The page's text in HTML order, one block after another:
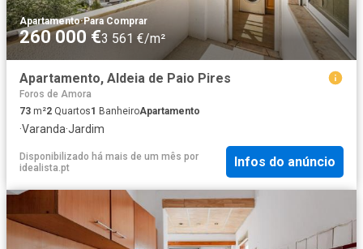
Apartamento·Para Comprar
260 000 €3 561 €/m²
Apartamento, Aldeia de Paio Pires
Foros de Amora
73 m²2 Quartos1 BanheiroApartamento
·Varanda·Jardim
Disponibilizado há mais de um mês por
idealista.pt
Infos do anúncio